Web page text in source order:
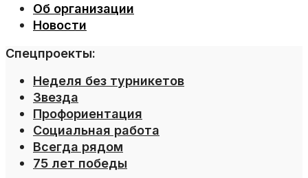
Об организации
Новости
Спецпроекты:
Неделя без турникетов
Звезда
Профориентация
Социальная работа
Всегда рядом
75 лет победы